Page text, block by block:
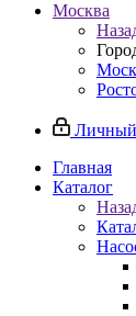
Москва
Личный
Главная
Каталог